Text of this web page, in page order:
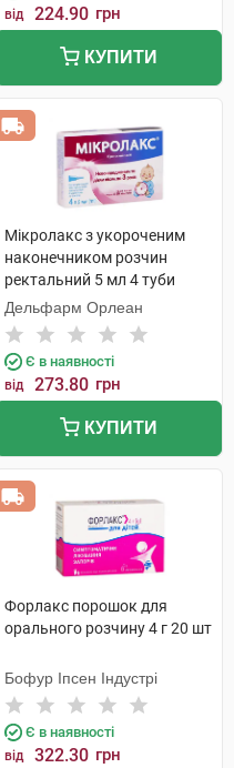
від 224.90 грн
КУПИТИ
Мікролакс з укороченим
наконечником розчин
ректальний 5 мл 4 туби
Дельфарм Орлеан
Є в наявності
від 273.80 грн
КУПИТИ
Форлакс порошок для
орального розчину 4 г 20 шт
Бофур Іпсен Індустрі
Є в наявності
від 322.30 грн